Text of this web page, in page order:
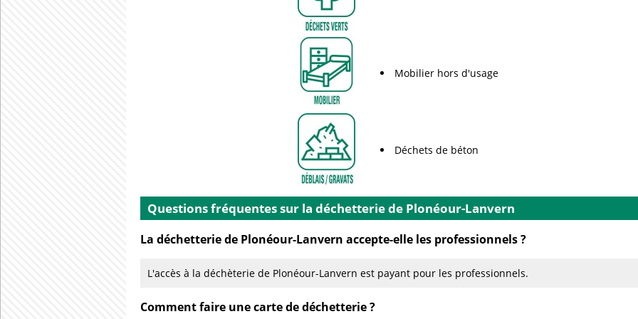
Mobilier hors d'usage
Déchets de béton
Questions fréquentes sur la déchetterie de Plonéour-Lanvern
La déchetterie de Plonéour-Lanvern accepte-elle les professionnels ?
L'accès à la déchèterie de Plonéour-Lanvern est payant pour les professionnels.
Comment faire une carte de déchetterie ?